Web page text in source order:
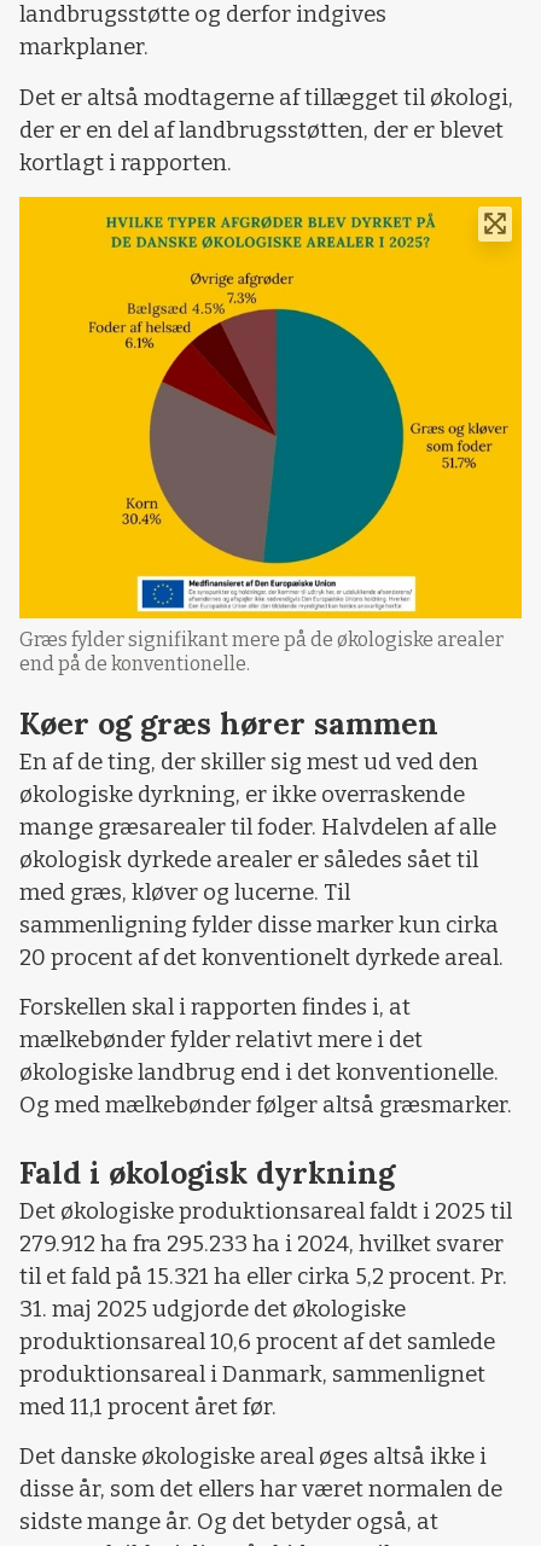
landbrugsstøtte og derfor indgives
markplaner.
Det er altså modtagerne af tillægget til økologi,
der er en del af landbrugsstøtten, der er blevet
kortlagt i rapporten.
Græs fylder signifikant mere på de økologiske arealer
end på de konventionelle.
Køer og græs hører sammen
En af de ting, der skiller sig mest ud ved den
økologiske dyrkning, er ikke overraskende
mange græsarealer til foder. Halvdelen af alle
økologisk dyrkede arealer er således sået til
med græs, kløver og lucerne. Til
sammenligning fylder disse marker kun cirka
20 procent af det konventionelt dyrkede areal.
Forskellen skal i rapporten findes i, at
mælkebønder fylder relativt mere i det
økologiske landbrug end i det konventionelle.
Og med mælkebønder følger altså græsmarker.
Fald i økologisk dyrkning
Det økologiske produktionsareal faldt i 2025 til
279.912 ha fra 295.233 ha i 2024, hvilket svarer
til et fald på 15.321 ha eller cirka 5,2 procent. Pr.
31. maj 2025 udgjorde det økologiske
produktionsareal 10,6 procent af det samlede
produktionsareal i Danmark, sammenlignet
med 11,1 procent året før.
Det danske økologiske areal øges altså ikke i
disse år, som det ellers har været normalen de
sidste mange år. Og det betyder også, at